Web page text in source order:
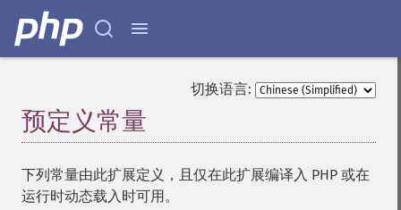
切换语言:
预定义常量
下列常量由此扩展定义，且仅在此扩展编译入 PHP 或在
运行时动态载入时可用。